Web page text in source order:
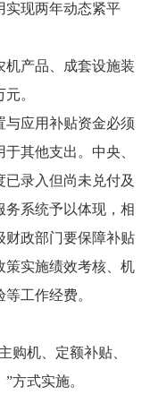
实现两年动态紧平
机产品、成套设施装
。
与应用补贴资金必须
其他支出。中央、
录入但尚未兑付及
务系统予以体现，相
财政部门要保障补贴
策实施绩效考核、机
工作经费。
购机、定额补贴、
方式实施。